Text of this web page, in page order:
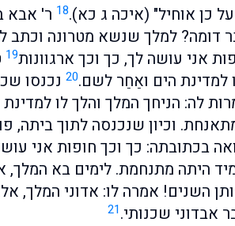
כן אוחיל" (איכה ג כא).18 ר' אבא
דומה? למלך שנשא מטרונה וכתב
אני עושה לך, כך וכך ארגוונות19
למדינת הים ואֵחֵר לשם.20 נכנסו
לה: הניחך המלך והלך לו למדינת
וכיון שנכנסה לתוך ביתה,
בכתובתה: כך וכך חופות אני
מיד היתה מתנחמת. לימים בא
השנים! אמרה לו: אדוני המלך,
אבדוני שכנותי.21